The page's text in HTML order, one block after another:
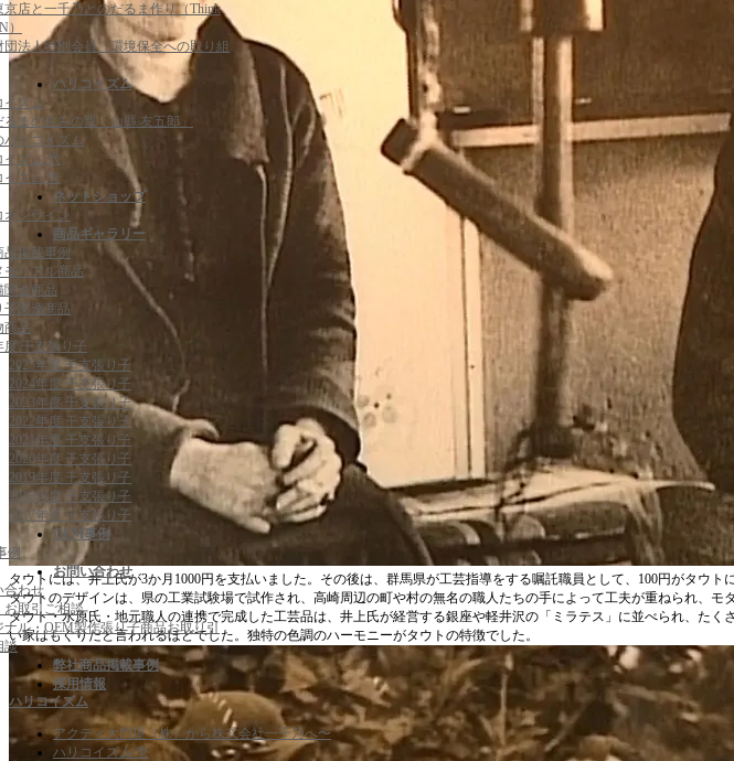
京店と一千乃とのだるま作り（Think
）
団法人特別会員（環境保全への取り組
ハリコイズム
イズム
るまの生みの親「山縣 友五郎」
ハリコイズム
イズム 弐
イズム 壱
ネットショップ
オンライン
商品ギャラリー
品掲載事例
モリアル商品
関連商品
子関連商品
商品
度 干支張り子
2025年度 干支張り子
2024年度 干支張り子
2023年度 干支張り子
2022年度 干支張り子
2021年度 干支張り子
2020年度 干支張り子
2019年度 干支張り子
2018年度 干支張り子
2017年度 干支張り子
OEM事例
例
お問い合わせ
合わせ
お取引ご相談
ナル・OEM製作張り子商品お取り引
談
弊社商品掲載事例
採用情報
タウトには、井上氏が3か月1000円を支払いました。その後は、群馬県が工芸指導をする嘱託職員として、100円がタウト
タウトのデザインは、県の工業試験場で試作され、高崎周辺の町や村の無名の職人たちの手によって工夫が重ねられ、
タウト・水原氏・地元職人の連携で完成した工芸品は、井上氏が経営する銀座や軽井沢の「ミラテス」に並べられ、た
い家はもぐりだと言われるほどでした。独特の色調のハーモニーがタウトの特徴でした。
ハリコイズム
アクティ大門屋（株）から株式会社一千乃へ〜
ハリコイズム 壱